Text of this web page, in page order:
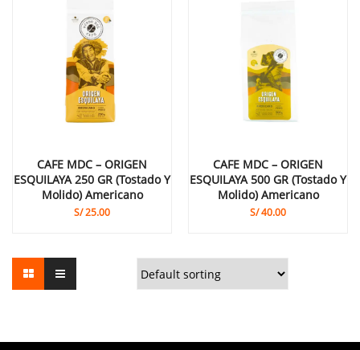
CAFE MDC – ORIGEN
ESQUILAYA 250 GR (Tostado Y
Molido) Americano
S/25.00
CAFE MDC – ORIGEN
ESQUILAYA 500 GR (Tostado Y
Molido) Americano
S/40.00